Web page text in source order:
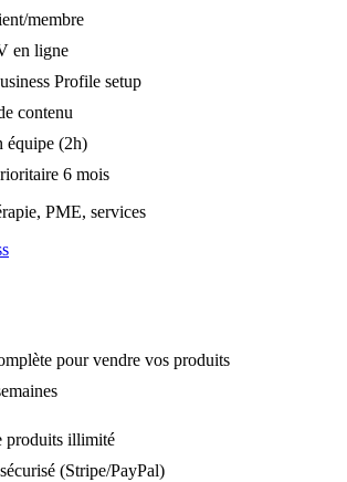
membre
en ligne
Profile setup
contenu
équipe (2h)
6 mois
PME, services
pour vendre vos produits
produits illimité
(Stripe/PayPal)